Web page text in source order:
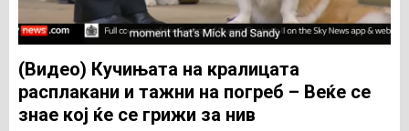
(Видео) Кучињата на кралицата
расплакани и тажни на погреб – Веќе се
знае кој ќе се грижи за нив